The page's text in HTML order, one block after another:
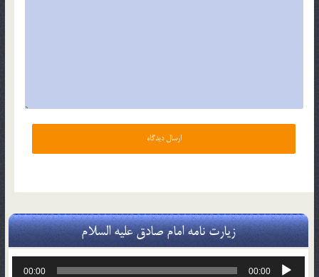
زیارت نامه امام صادق علیه السلام
پخش‌کننده
00:00
00:00